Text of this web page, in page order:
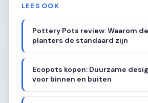
LEES OOK
Pottery Pots review: Waarom
planters de standaard zijn
Ecopots kopen: Duurzame
voor binnen en buiten